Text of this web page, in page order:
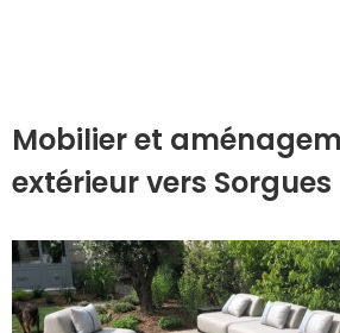
Mobilier et
extérieur vers Sorgues